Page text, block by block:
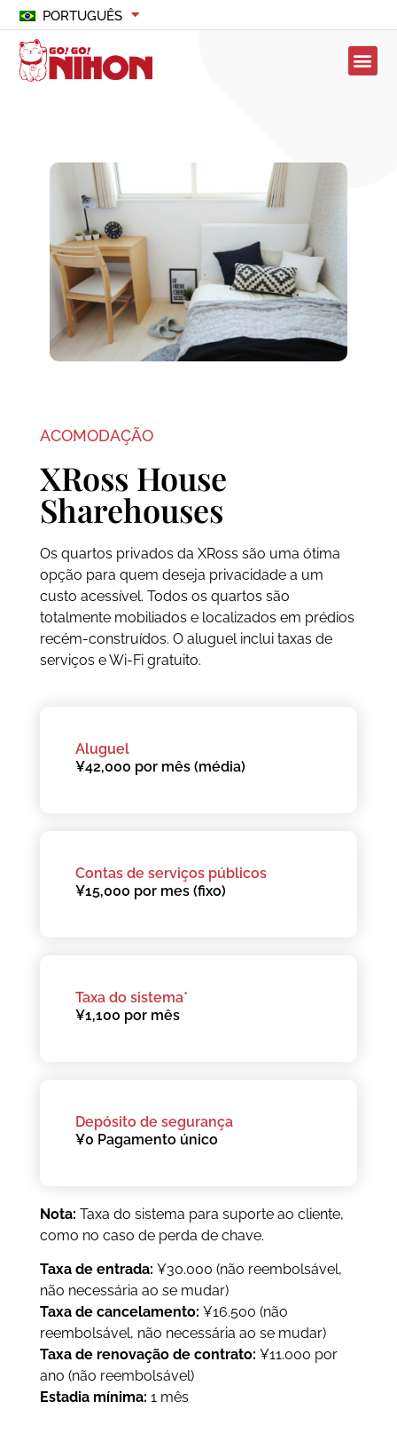
PORTUGUÊS
ACOMODAÇÃO
XRoss House
Sharehouses
Os quartos privados da XRoss são uma ótima
opção para quem deseja privacidade a um
custo acessível. Todos os quartos são
totalmente mobiliados e localizados em prédios
recém-construídos. O aluguel inclui taxas de
serviços e Wi-Fi gratuito.
Aluguel
¥42,000 por mês (média)
Contas de serviços públicos
¥15,000 por mes (fixo)
Taxa do sistema*
¥1,100 por mês
Depósito de segurança
¥0 Pagamento único
Nota: Taxa do sistema para suporte ao cliente,
como no caso de perda de chave.
Taxa de entrada: ¥30.000 (não reembolsável,
não necessária ao se mudar)
Taxa de cancelamento: ¥16.500 (não
reembolsável, não necessária ao se mudar)
Taxa de renovação de contrato: ¥11.000 por
ano (não reembolsável)
Estadia mínima: 1 mês